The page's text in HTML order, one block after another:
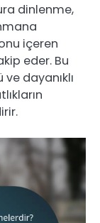
dinlenme,
içeren
eder. Bu
dayanıklı